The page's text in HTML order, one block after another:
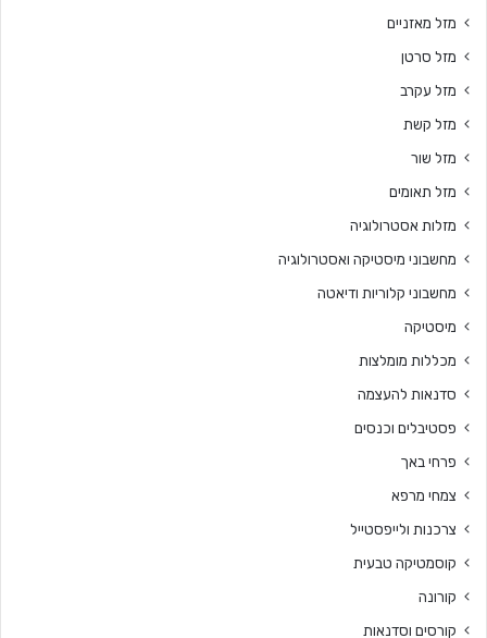
מזל מאזניים
מזל סרטן
מזל עקרב
מזל קשת
מזל שור
מזל תאומים
מזלות אסטרולוגיה
מחשבוני מיסטיקה ואסטרולוגיה
מחשבוני קלוריות ודיאטה
מיסטיקה
מכללות מומלצות
סדנאות להעצמה
פסטיבלים וכנסים
פרחי באך
צמחי מרפא
צרכנות ולייפסטייל
קוסמטיקה טבעית
קורונה
קורסים וסדנאות